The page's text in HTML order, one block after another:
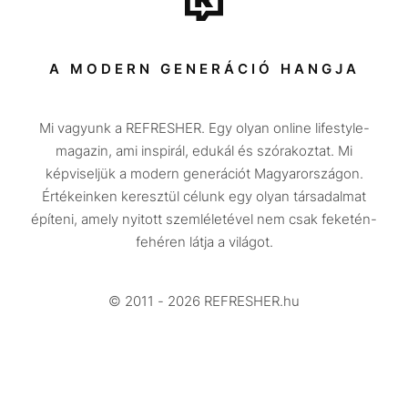
Sport
Társadalom
Utazás
Életmód
Design
Beszélgetések
Videó
A MODERN GENERÁCIÓ HANGJA
Mi vagyunk a REFRESHER. Egy olyan online lifestyle-
magazin, ami inspirál, edukál és szórakoztat. Mi
képviseljük a modern generációt Magyarországon.
Értékeinken keresztül célunk egy olyan társadalmat
építeni, amely nyitott szemléletével nem csak feketén-
fehéren látja a világot.
© 2011 - 2026 REFRESHER.hu